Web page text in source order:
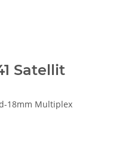
Satellit
18mm Multiplex